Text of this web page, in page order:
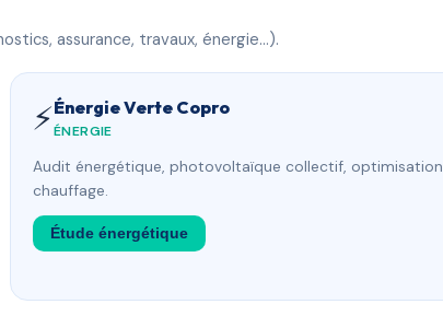
assurance, travaux, énergie…).
⚡Énergie Verte Copro
ÉNERGIE
Audit énergétique, photovoltaïque collectif, optimisation
chauffage.
Étude énergétique